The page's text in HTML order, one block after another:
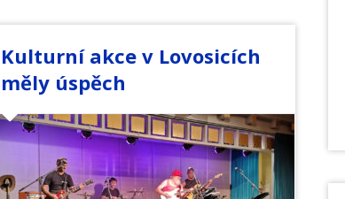
Kulturní akce v Lovosicích
měly úspěch